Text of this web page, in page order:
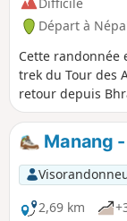
Départ à
Cette randonnée
trek du Tour des
retour depuis
Manang. Elle
une
culminant de la
Manang
2,69 km